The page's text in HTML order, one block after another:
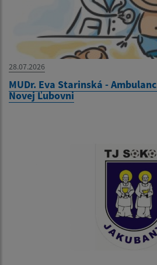
28.07.2026
MUDr. Eva Starinská -
Novej Ľubovni